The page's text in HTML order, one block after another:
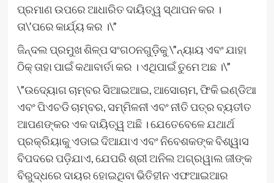
ପ୍ରମାଣ ଉପରେ ଆଧାରିତ ଦାୟିତ୍ୱ ସ୍ଥାପନ କର ।
ତା\’ପରେ କାର୍ଯ୍ୟ କର ।\”
ଜିନ୍ଦଲ ପ୍ରମୁଖ ଶିଳ୍ପ ସଂଗଠନଗୁଡ଼ିକୁ \”ନ୍ୟାୟ ଏବଂ ଯାହା
ଠିକ୍ ତାହା ପାଇଁ କଥାବାର୍ତା କର । ଏଥିପାଇଁ ତୁମେ ଅଛ ।\”
\”ଉଦ୍ୟୋଗ ଚାମ୍ବର ସିଆଇଆଇ, ଆସୋଚାମ, ଫିକି ଇଣ୍ଡିଆ
ଏବଂ ପିଏଚଡି ଚାମ୍ବର, ସମ୍ମିଳନୀ ଏବଂ ନୀତି ପତ୍ର ବ୍ୟତୀତ
ଆପଣଙ୍କର ଏକ ଦାୟିତ୍ୱ ଅଛି । ଯେତେବେଳେ ଯଥାର୍ଥ
ପ୍ରକ୍ରିୟାକୁ ଏଡାଇ ଦିଆଯାଏ ଏବଂ ନିବେଶକଙ୍କ ବିଶ୍ୱାସ
ବିପଦରେ ପଡ଼ିଯାଏ, ଯେପରି ଶ୍ରୀ ଅନିଲ ଅଗ୍ରୱାଲ ଜୀଙ୍କ
ବିରୁଦ୍ଧରେ ଦାୟର ହୋଇଥିବା ଭିତିହୀନ ଏଫଆଇଆର